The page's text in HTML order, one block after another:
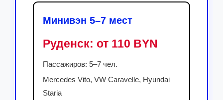
Минивэн 5–7 мест
Руденск: от 110 BYN
Пассажиров: 5–7 чел.
Mercedes Vito, VW Caravelle, Hyundai
Staria